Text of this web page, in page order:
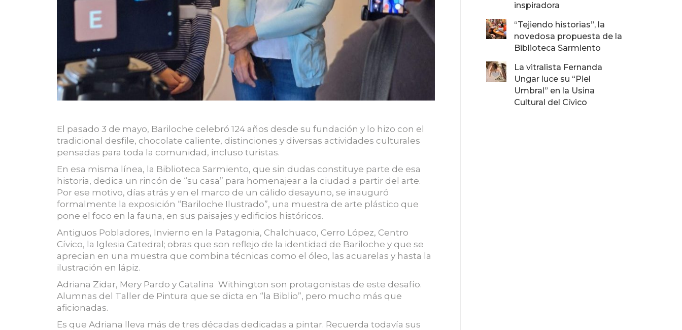
El pasado 3 de mayo, Bariloche celebró 124 años desde su fundación y lo hizo con el
tradicional desfile, chocolate caliente, distinciones y diversas actividades culturales
pensadas para toda la comunidad, incluso turistas.
En esa misma línea, la Biblioteca Sarmiento, que sin dudas constituye parte de esa
historia, dedica un rincón de “su casa” para homenajear a la ciudad a partir del arte.
Por ese motivo, días atrás y en el marco de un cálido desayuno, se inauguró
formalmente la exposición “Bariloche Ilustrado”, una muestra de arte plástico que
pone el foco en la fauna, en sus paisajes y edificios históricos.
Antiguos Pobladores, Invierno en la Patagonia, Chalchuaco, Cerro López, Centro
Cívico, la Iglesia Catedral; obras que son reflejo de la identidad de Bariloche y que se
aprecian en una muestra que combina técnicas como el óleo, las acuarelas y hasta la
ilustración en lápiz.
Adriana Zidar, Mery Pardo y Catalina Withington son protagonistas de este desafío.
Alumnas del Taller de Pintura que se dicta en “la Biblio”, pero mucho más que
aficionadas.
Es que Adriana lleva más de tres décadas dedicadas a pintar. Recuerda todavía sus
inspiradora
“Tejiendo historias”, la
novedosa propuesta de la
Biblioteca Sarmiento
La vitralista Fernanda
Ungar luce su “Piel
Umbral” en la Usina
Cultural del Cívico